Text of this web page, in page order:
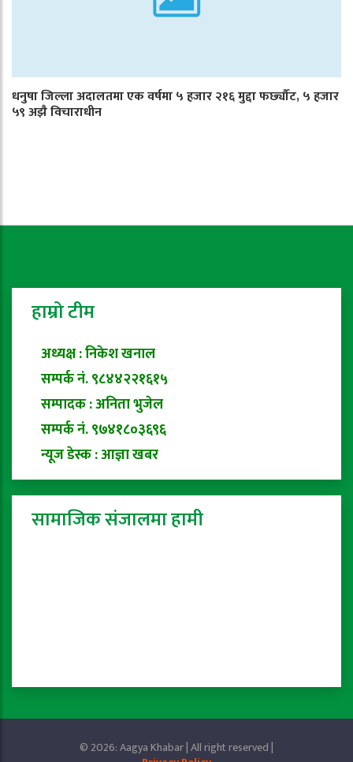
धनुषा जिल्ला अदालतमा एक वर्षमा ५ हजार २१६ मुद्दा फर्छ्यौट, ५ हजार
५९ अझै विचाराधीन
हाम्रो टीम
अध्यक्ष : निकेश खनाल
सम्पर्क नं. ९८४४२२१६१५
सम्पादक : अनिता भुजेल
सम्पर्क नं. ९७४१८०३६९६
न्यूज डेस्क : आज्ञा खबर
सामाजिक संजालमा हामी
© 2026: Aagya Khabar | All right reserved |